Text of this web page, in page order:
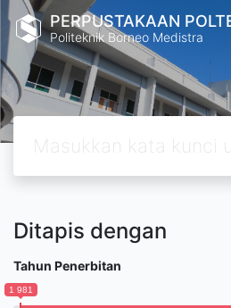
PERPUSTAKAAN
Politeknik Borneo Medistra
Ditapis dengan
Tahun Penerbitan
1 981